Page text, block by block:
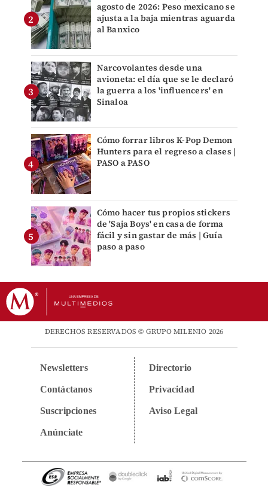
agosto de 2026: Peso mexicano se
ajusta a la baja mientras aguarda
al Banxico
Narcovolantes desde una
avioneta: el día que se le declaró
la guerra a los 'influencers' en
Sinaloa
Cómo forrar libros K-Pop Demon
Hunters para el regreso a clases |
PASO a PASO
Cómo hacer tus propios stickers
de 'Saja Boys' en casa de forma
fácil y sin gastar de más | Guía
paso a paso
DERECHOS RESERVADOS © GRUPO MILENIO 2026
Newsletters
Contáctanos
Suscripciones
Anúnciate
Directorio
Privacidad
Aviso Legal